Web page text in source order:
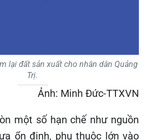
lại đất sản xuất cho nhân dân Quảng
Trị.
Ảnh: Minh Đức-TTXVN
một số hạn chế như nguồn
ổn định, phụ thuộc lớn vào